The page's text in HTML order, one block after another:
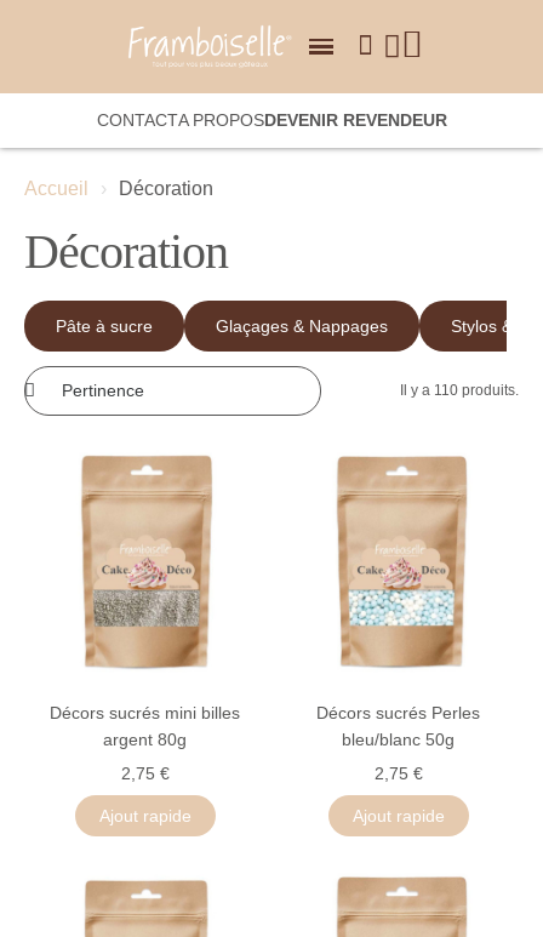
CONTACTA PROPOSDEVENIR REVENDEUR
Accueil Décoration
Décoration
Pâte à sucre Glaçages & Nappages Stylos &
Il y a 110 produits.
Décors sucrés mini billes
argent 80g
2,75 €
Ajout rapide
Décors sucrés Perles
bleu/blanc 50g
2,75 €
Ajout rapide